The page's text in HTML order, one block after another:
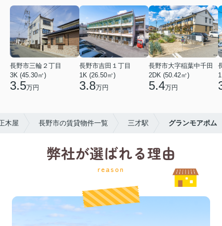
長野市三輪２丁目
3K (45.30㎡)
3.5万円
長野市吉田１丁目
1K (26.50㎡)
3.8万円
長野市大字稲葉中千田
2DK (50.42㎡)
5.4万円
木屋 長野市の賃貸物件一覧 三才駅 グランモアポム
弊社が選ばれる理由
reason